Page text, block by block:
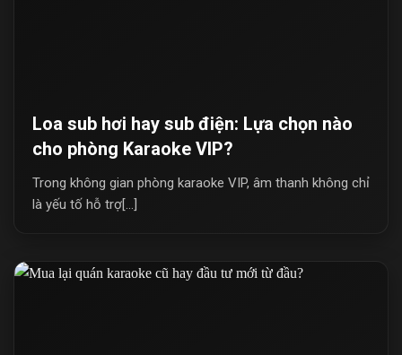
Loa sub hơi hay sub điện: Lựa chọn nào
cho phòng Karaoke VIP?
Trong không gian phòng karaoke VIP, âm thanh không chỉ
là yếu tố hỗ trợ[...]